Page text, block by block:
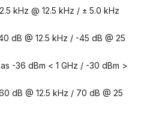
kHz @ 12.5 kHz / ± 5.0 kHz
dB @ 12.5 kHz / -45 dB @ 25
-36 dBm < 1 GHz / -30 dBm >
dB @ 12.5 kHz / 70 dB @ 25